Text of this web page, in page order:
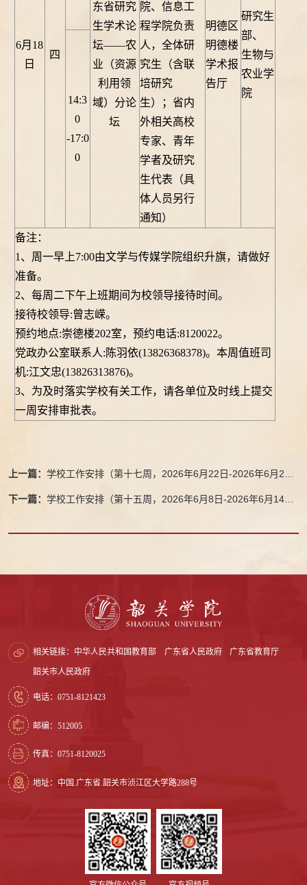
6月18
日
四
东省研究
生学术论
坛——农
业（资源
利用领
域）分论
坛
院、信息工
程学院负责
人，全体研
究生（含联
培研究
生）；省内
外相关高校
专家、青年
学者及研究
生代表（具
体人员另行
通知）
明德区
明德楼
学术报
告厅
研究生
部、
生物与
农业学
院
14:3
0
-17:0
0
备注：
1、周一早上7:00由文学与传媒学院组织升旗，请做好
准备。
2、每周二下午上班期间为校领导接待时间。
接待校领导:曾志嵘。
预约地点:崇德楼202室，预约电话:8120022。
党政办公室联系人:陈羽依(13826368378)。本周值班司
机:江文忠(13826313876)。
3、为及时落实学校有关工作，请各单位及时线上提交
一周安排审批表。
上一篇： 学校工作安排（第十七周，2026年6月22日-2026年6月28
下一篇： 学校工作安排（第十五周，2026年6月8日-2026年6月14
相关链接： 中华人民共和国教育部 广东省人民政府 广东省教育厅
韶关市人民政府
电话：0751-8121423
邮编：512005
传真：0751-8120025
地址：中国.广东省.韶关市浈江区大学路288号